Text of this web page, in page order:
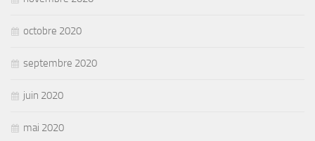
octobre 2020
septembre 2020
juin 2020
mai 2020